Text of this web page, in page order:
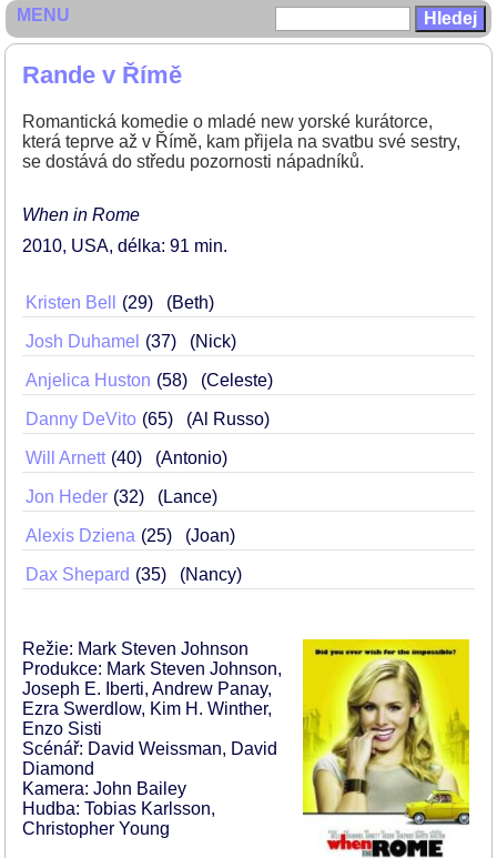
Rande v Římě
Romantická komedie o mladé new yorské kurátorce,
která teprve až v Římě, kam přijela na svatbu své sestry,
se dostává do středu pozornosti nápadníků.
When in Rome
2010 USA délka: 91 min
Kristen Bell 29 (Beth)
Josh Duhamel 37 (Nick)
Anjelica Huston 58 (Celeste)
Danny DeVito 65 (Al Russo)
Will Arnett 40 (Antonio)
Jon Heder 32 (Lance)
Alexis Dziena 25 (Joan)
Dax Shepard 35 (Nancy)
Režie: Mark Steven Johnson
Produkce: Mark Steven Johnson,
Joseph E. Iberti, Andrew Panay,
Ezra Swerdlow, Kim H. Winther,
Enzo Sisti
Scénář: David Weissman, David
Diamond
Kamera: John Bailey
Hudba: Tobias Karlsson,
Christopher Young
MENU